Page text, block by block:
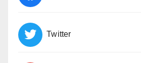
Twitter